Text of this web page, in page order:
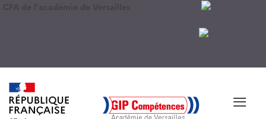
CFA de l'académie de Versailles
≡